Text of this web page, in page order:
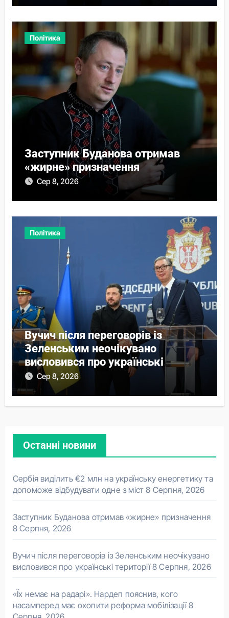
Політика
Заступник Буданова отримав
«жирне» призначення
Сер 8, 2026
Політика
Вучич після переговорів із
Зеленським неочікувано
висловився про українські
території
Сер 8, 2026
Останні новини
Сербія виділить €2 млн на українську енергетику та
допоможе відбудувати одне з міст 8 Серпня, 2026
Заступник Буданова отримав «жирне» призначення
8 Серпня, 2026
Вучич після переговорів із Зеленським неочікувано
висловився про українські території 8 Серпня, 2026
«Їх немає на радарі». Нардеп пояснив, кого
насамперед має охопити реформа мобілізації 8